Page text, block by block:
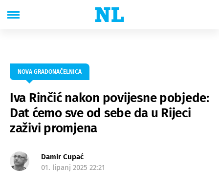
NOVA GRADONAČELNICA
Iva Rinčić nakon povijesne pobjede:
Dat ćemo sve od sebe da u Rijeci
zaživi promjena
Damir Cupać
01. lipanj 2025 22:21